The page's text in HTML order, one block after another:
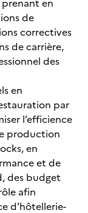
en
de
correctives
de carrière,
des
en
par
l’efficience
production
en
et de
des budget
afin
d'hôtellerie-